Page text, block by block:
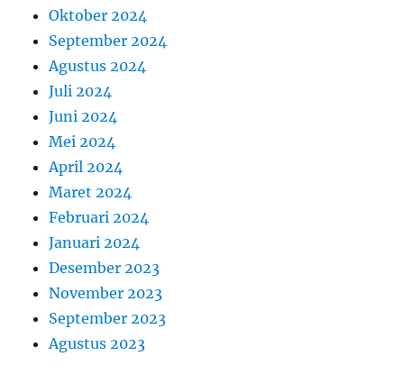
Oktober 2024
September 2024
Agustus 2024
Juli 2024
Juni 2024
Mei 2024
April 2024
Maret 2024
Februari 2024
Januari 2024
Desember 2023
November 2023
September 2023
Agustus 2023